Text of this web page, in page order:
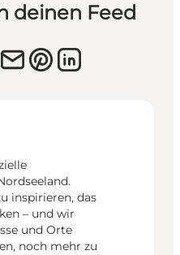
deinen Feed
inspirieren, das
– und wir
und Orte
noch mehr zu